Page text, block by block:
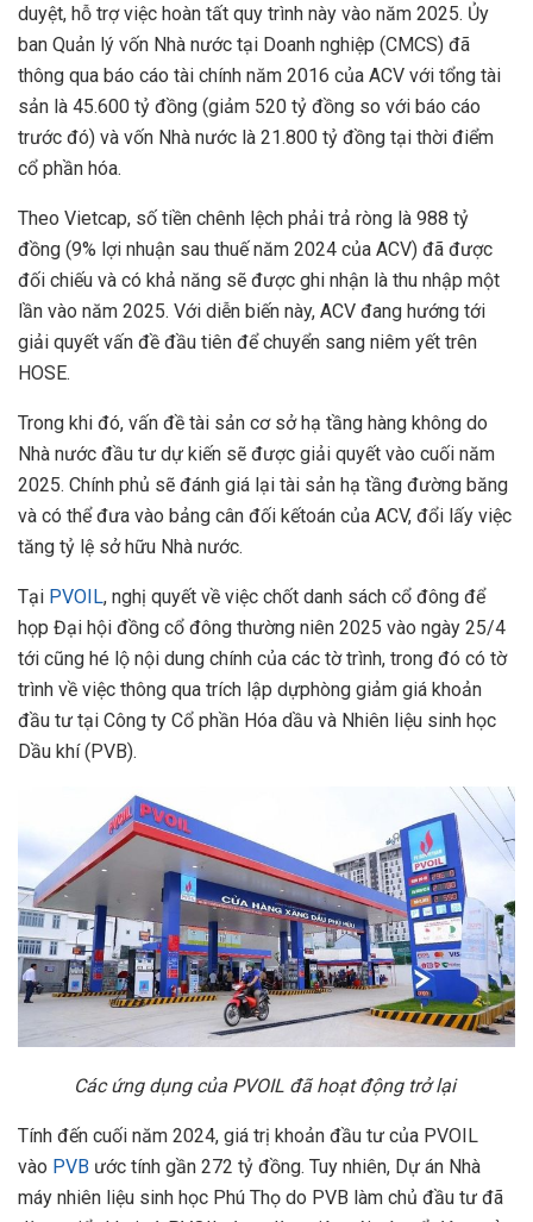
duyệt, hỗ trợ việc hoàn tất quy trình này vào năm 2025. Ủy
ban Quản lý vốn Nhà nước tại Doanh nghiệp (CMCS) đã
thông qua báo cáo tài chính năm 2016 của ACV với tổng tài
sản là 45.600 tỷ đồng (giảm 520 tỷ đồng so với báo cáo
trước đó) và vốn Nhà nước là 21.800 tỷ đồng tại thời điểm
cổ phần hóa.
Theo Vietcap, số tiền chênh lệch phải trả ròng là 988 tỷ
đồng (9% lợi nhuận sau thuế năm 2024 của ACV) đã được
đối chiếu và có khả năng sẽ được ghi nhận là thu nhập một
lần vào năm 2025. Với diễn biến này, ACV đang hướng tới
giải quyết vấn đề đầu tiên để chuyển sang niêm yết trên
HOSE.
Trong khi đó, vấn đề tài sản cơ sở hạ tầng hàng không do
Nhà nước đầu tư dự kiến sẽ được giải quyết vào cuối năm
2025. Chính phủ sẽ đánh giá lại tài sản hạ tầng đường băng
và có thể đưa vào bảng cân đối kếtoán của ACV, đổi lấy việc
tăng tỷ lệ sở hữu Nhà nước.
Tại PVOIL, nghị quyết về việc chốt danh sách cổ đông để
họp Đại hội đồng cổ đông thường niên 2025 vào ngày 25/4
tới cũng hé lộ nội dung chính của các tờ trình, trong đó có tờ
trình về việc thông qua trích lập dựphòng giảm giá khoản
đầu tư tại Công ty Cổ phần Hóa dầu và Nhiên liệu sinh học
Dầu khí (PVB).
Cácứng dụng của PVOIL đã hoạt động trởlại
Tính đến cuối năm 2024, giá trị khoản đầu tư của PVOIL
vào PVB ước tính gần 272 tỷ đồng. Tuy nhiên, Dự án Nhà
máy nhiên liệu sinh học Phú Thọ do PVB làm chủ đầu tư đã